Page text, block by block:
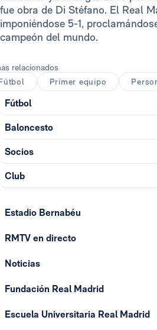
fue obra de Di Stéfano. El Real
imponiéndose 5-1,
campeón del mundo.
relacionados
Primer equipo
Fútbol
Baloncesto
Socios
Club
Estadio Bernabéu
RMTV en directo
Noticias
Fundación Real Madrid
Escuela Universitaria Real Madrid